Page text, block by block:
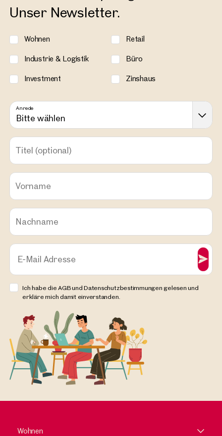
Unser Newsletter.
Wohnen Retail
Industrie & Logistik Büro
Investment Zinshaus
Anrede
Bitte wählen
Titel (optional)
Vorname
Nachname
E-Mail Adresse
Ich habe die AGB und Datenschutzbestimmungen gelesen und
erkläre mich damit einverstanden.
Wohnen